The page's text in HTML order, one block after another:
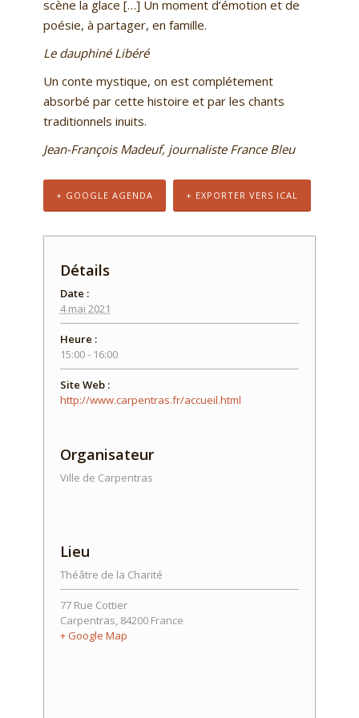
scène la glace […] Un moment d’émotion et de
poésie, à partager, en famille.
Le dauphiné Libéré
Un conte mystique, on est complétement
absorbé par cette histoire et par les chants
traditionnels inuits.
Jean-François Madeuf, journaliste France Bleu
+ GOOGLE AGENDA + EXPORTER VERS ICAL
Détails
Date :
4 mai 2021
Heure :
15:00 - 16:00
Site Web :
http://www.carpentras.fr/accueil.html
Organisateur
Ville de Carpentras
Lieu
Théâtre de la Charité
77 Rue Cottier
Carpentras, 84200 France
+ Google Map